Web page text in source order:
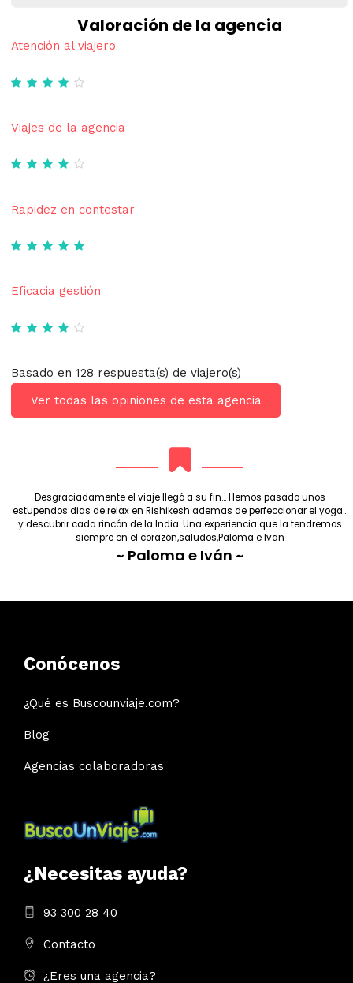
Valoración de la agencia
Atención al viajero
Viajes de la agencia
Rapidez en contestar
Eficacia gestión
Basado en 128 respuesta(s) de viajero(s)
Ver todas las opiniones de esta agencia
Desgraciadamente el viaje llegó a su fin... Hemos pasado unos
estupendos dias de relax en Rishikesh ademas de perfeccionar el yoga...
y descubrir cada rincón de la India. Una experiencia que la tendremos
siempre en el corazón,saludos,Paloma e Ivan
~ Paloma e Iván ~
Conócenos
¿Qué es Buscounviaje.com?
Blog
Agencias colaboradoras
¿Necesitas ayuda?
93 300 28 40
Contacto
¿Eres una agencia?